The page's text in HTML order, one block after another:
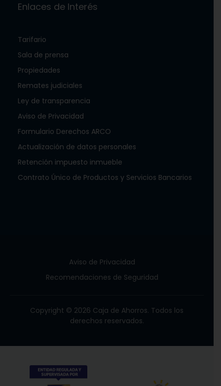
Enlaces de Interés
Tarifario
Sala de prensa
Propiedades
Remates judiciales
Ley de transparencia
Aviso de Privacidad
Formulario Derechos ARCO
Actualización de datos personales
Retención impuesto inmueble
Contrato Único de Productos y Servicios Bancarios
Aviso de Privacidad
Recomendaciones de Seguridad
Copyright © 2026 Caja de Ahorros. Todos los
derechos reservados.